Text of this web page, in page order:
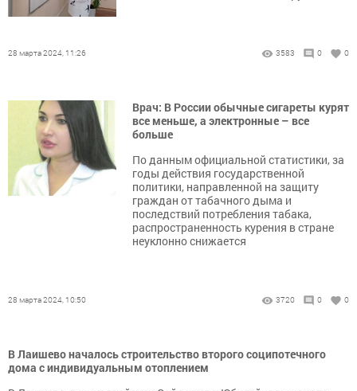
28 марта 2024, 11:26 3583 0 0
Врач: В России обычные сигареты курят
все меньше, а электронные – все
больше
По данным официальной статистики, за
годы действия государственной
политики, направленной на защиту
граждан от табачного дыма и
последствий потребления табака,
распространенность курения в стране
неуклонно снижается
28 марта 2024, 10:50 3720 0 0
В Лаишево началось строительство второго соципотечного
дома с индивидуальным отоплением